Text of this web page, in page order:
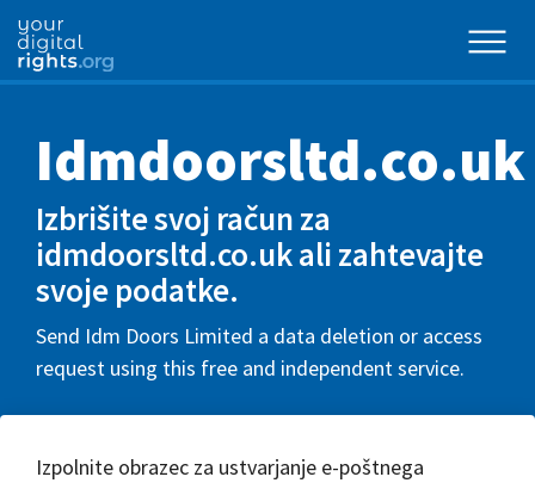
Idmdoorsltd.co.uk
Izbrišite svoj račun za
idmdoorsltd.co.uk ali zahtevajte
svoje podatke.
Send Idm Doors Limited a data deletion or access
request using this free and independent service.
Izpolnite obrazec za ustvarjanje e-poštnega